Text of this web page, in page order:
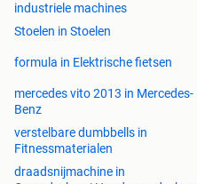
industriele machines
Stoelen in Stoelen
formula in Elektrische fietsen
mercedes vito 2013 in Mercedes-
Benz
verstelbare dumbbells in
Fitnessmaterialen
draadsnijmachine in